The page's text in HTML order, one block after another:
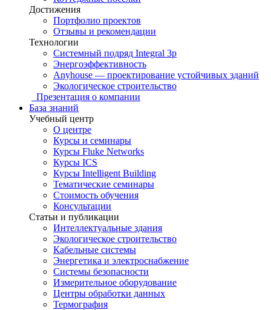
Достижения
Портфолио проектов
Отзывы и рекомендации
Технологии
Системный подряд Integral 3p
Энергоэффективность
Anyhouse — проектирование устойчивых зданий
Экологическое строительство
Презентация о компании
База знаний
Учебный центр
О центре
Курсы и семинары
Курсы Fluke Networks
Курсы ICS
Курсы Intelligent Building
Тематические семинары
Стоимость обучения
Консультации
Статьи и публикации
Интеллектуальные здания
Экологическое строительство
Кабельные системы
Энергетика и электроснабжение
Системы безопасности
Измерительное оборудование
Центры обработки данных
Термография